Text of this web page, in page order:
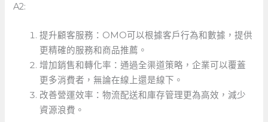
A2:
提升顧客服務：OMO可以根據客戶行為和數據，提供
更精確的服務和商品推薦。
增加銷售和轉化率：通過全渠道策略，企業可以覆蓋
更多消費者，無論在線上還是線下。
改善營運效率：物流配送和庫存管理更為高效，減少
資源浪費。